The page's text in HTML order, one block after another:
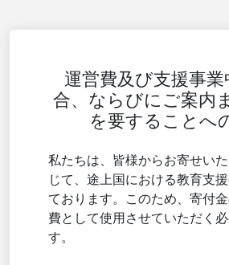
運営費及び支援事
合、ならびにご案内
を要することへ
私たちは、皆様からお寄せい
じて、途上国における教育支
ております。このため、寄付
費として使用させていただく
す。